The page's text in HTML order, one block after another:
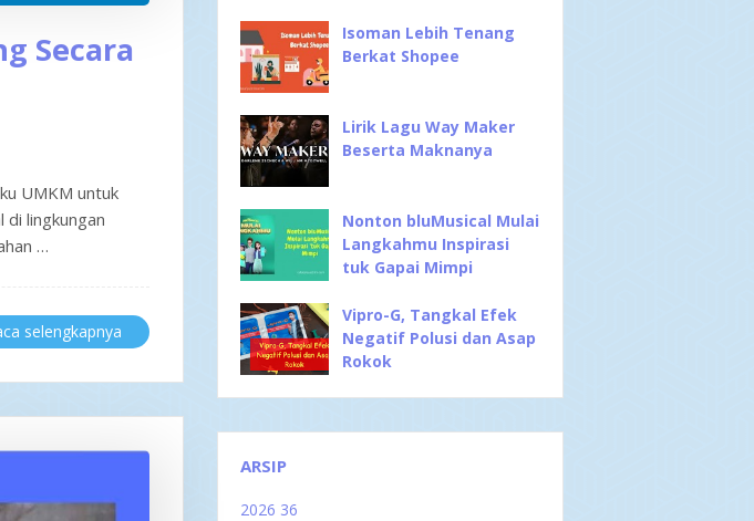
Secara
UMKM untuk
di lingkungan
…
selengkapnya
Isoman Lebih Tenang
Berkat Shopee
Lirik Lagu Way Maker
Beserta Maknanya
Nonton bluMusical Mulai
Langkahmu Inspirasi
tuk Gapai Mimpi
Vipro-G, Tangkal Efek
Negatif Polusi dan Asap
Rokok
ARSIP
2026 36